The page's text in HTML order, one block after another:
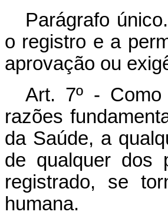
Parágrafo
o registro e a
aprovação ou
Art. 7º -
razões
da Saúde, a
de qualquer dos
registrado, se
humana.